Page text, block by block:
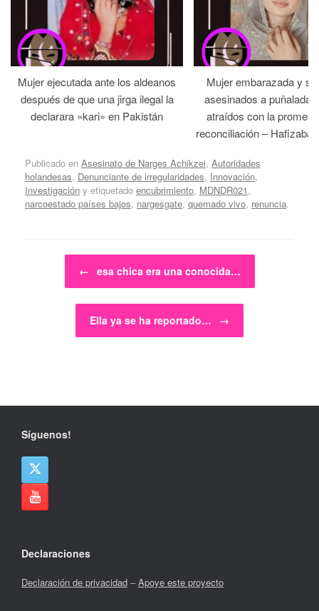
Mujer ejecutada ante los aldeanos
después de que una jirga ilegal la
declarara «kari» en Pakistán
Mujer embarazada y
asesinados a
atraídos con la
reconciliación –
Publicado en Asesinato de Narges Achikzei, Autoridades
holandesas, Denunciante de irregularidades, Innovación,
Investigación y etiquetado encubrimiento, MDNDR021,
narcoestado países bajos, nargesgate, quemado vivo, renuncia.
Navegador de artículos
← esa chica era una conocida…
Ella ya se ha reportado… →
Síguenos!
Declaraciones
Declaración de privacidad –Apoye este proyecto